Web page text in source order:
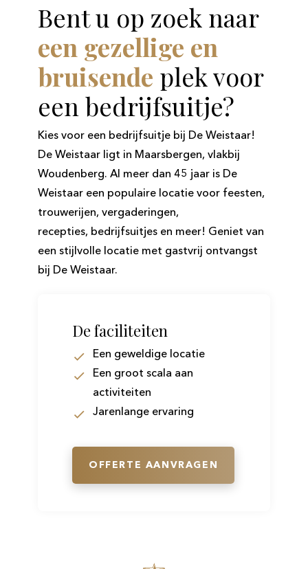
Bent u op zoek naar
een gezellige en
bruisende plek voor
een bedrijfsuitje?
Kies voor een bedrijfsuitje bij De Weistaar!
De Weistaar ligt in Maarsbergen, vlakbij
Woudenberg. Al meer dan 45 jaar is De
Weistaar een populaire locatie voor feesten,
trouwerijen, vergaderingen,
recepties, bedrijfsuitjes en meer! Geniet van
een stijlvolle locatie met gastvrij ontvangst
bij De Weistaar.
De faciliteiten
Een geweldige locatie
Een groot scala aan
activiteiten
Jarenlange ervaring
OFFERTE AANVRAGEN